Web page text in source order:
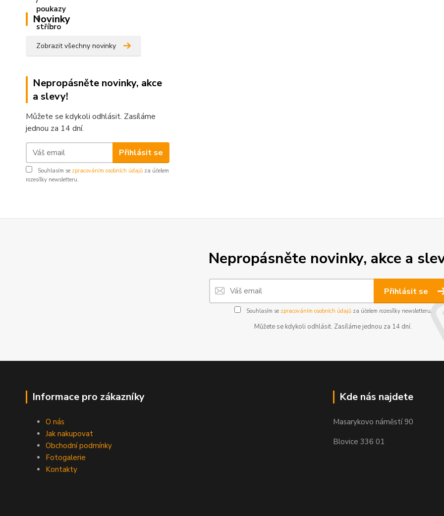
Novinky
Zobrazit všechny novinky
Nepropásněte novinky, akce
a slevy!
Můžete se kdykoli odhlásit. Zasíláme
jednou za 14 dní.
Přihlásit se
Souhlasím se zpracováním osobních údajů za účelem
rozesílky newsletteru.
Nepropásněte novinky, akce a
Přihlásit se
Souhlasím se zpracováním osobních údajůza účelem rozesílky newsletteru.
Můžete se kdykoli odhlásit. Zasíláme jednou za 14 dní.
Informace pro zákazníky
O nás
Jak nakupovat
Obchodní podmínky
Fotogalerie
Kontakty
Kde nás najdete
Masarykovo náměstí 90
Blovice 336 01